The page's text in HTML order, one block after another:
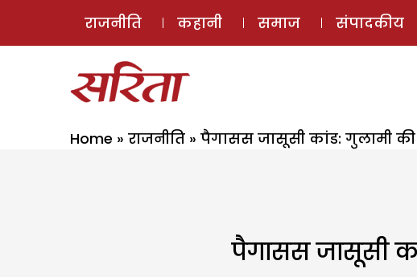
राजनीति कहानी समाज संपादकीय
Home » राजनीति » पैगासस जासूसी कांड: गुलामी
पैगासस जासूसी